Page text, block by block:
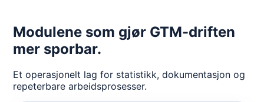
Modulene som gjør GTM-driften
mer sporbar.
Et operasjonelt lag for statistikk, dokumentasjon og
repeterbare arbeidsprosesser.